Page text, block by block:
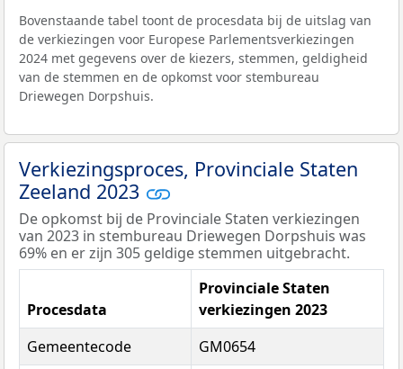
Bovenstaande tabel toont de procesdata bij de uitslag van
de verkiezingen voor Europese Parlementsverkiezingen
2024 met gegevens over de kiezers, stemmen, geldigheid
van de stemmen en de opkomst voor stembureau
Driewegen Dorpshuis.
Verkiezingsproces, Provinciale Staten
Zeeland 2023
De opkomst bij de Provinciale Staten verkiezingen
van 2023 in stembureau Driewegen Dorpshuis was
69% en er zijn 305 geldige stemmen uitgebracht.
Procesdata
Provinciale Staten
verkiezingen 2023
Gemeentecode
GM0654